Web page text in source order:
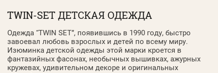
TWIN-SET ДЕТСКАЯ ОДЕЖДА
Одежда “TWIN SET”, появившись в 1990 году, быстро
завоевал любовь взрослых и детей по всему миру.
Изюминка детской одежды этой марки кроется в
фантазийных фасонах, необычных вышивках, ажурных
кружевах, удивительном декоре и оригинальных